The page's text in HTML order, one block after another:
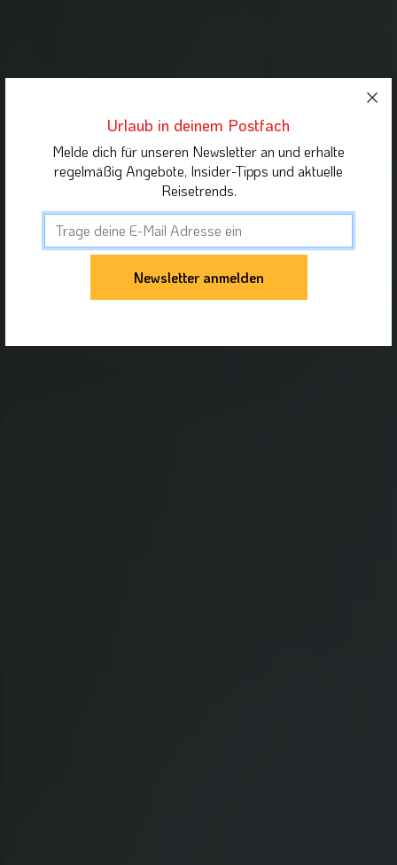
Urlaub in deinem Postfach
Melde dich für unseren Newsletter an und erhalte
regelmäßig Angebote, Insider-Tipps und aktuelle
Reisetrends.